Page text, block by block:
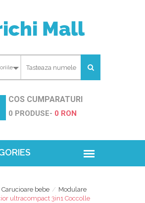
COS CUMPARATURI
0 PRODUSE- 0 RON
Carucioare bebe
Modulare
ultracompact 3in1 Coccolle